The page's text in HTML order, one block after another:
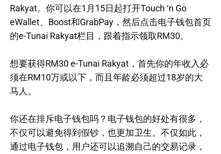
Rakyat。你可以在1月15日起打开Touch ‘n Go
eWallet、Boost和GrabPay，然后点击电子钱包首页
的e-Tunai Rakyat栏目，跟着指示领取RM30。
想要获得RM30 e-Tunai Rakyat，首先你的年收入必
须在RM10万或以下，而且年龄必须超过18岁的大
马人。
你还在排斥电子钱包吗？电子钱包的好处有很多，
不仅可以避免得到假钞，也更加卫生。不仅如此，
通过电子钱包，用户还可以追溯自己的交易记录，